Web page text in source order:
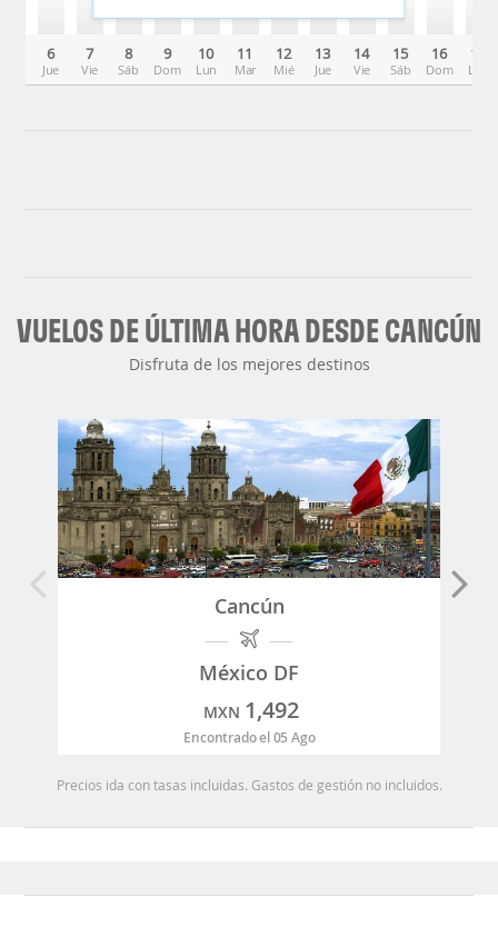
6
Jue
7
Vie
8
Sáb
9
Dom
10
Lun
11
Mar
12
Mié
13
Jue
14
Vie
15
Sáb
16
Dom
17
Lun
VUELOS DE ÚLTIMA HORA DESDE CANCÚN
Disfruta de los mejores destinos
Cancún
México DF
MXN 1,492
Encontrado el 05 Ago
Precios ida con tasas incluidas. Gastos de gestión no incluidos.